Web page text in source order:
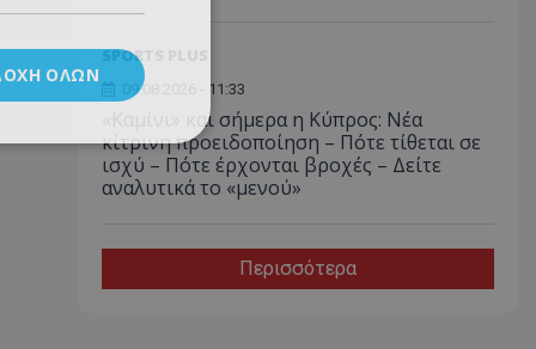
SPORTS PLUS
09.08.2026 - 11:33
«Καμίνι» και σήμερα η Κύπρος: Νέα
κίτρινη προειδοποίηση – Πότε τίθεται σε
ισχύ – Πότε έρχονται βροχές – Δείτε
αναλυτικά το «μενού»
Περισσότερα
ΌΛΩΝ